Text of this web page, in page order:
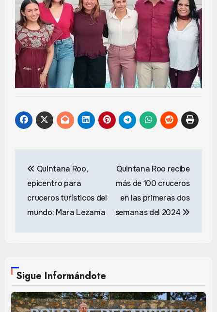
de
entradas
Quintana Roo,
epicentro para
cruceros turísticos del
mundo: Mara Lezama
Quintana Roo recibe
más de 100 cruceros
en las primeras dos
semanas del 2024
Sigue Informándote